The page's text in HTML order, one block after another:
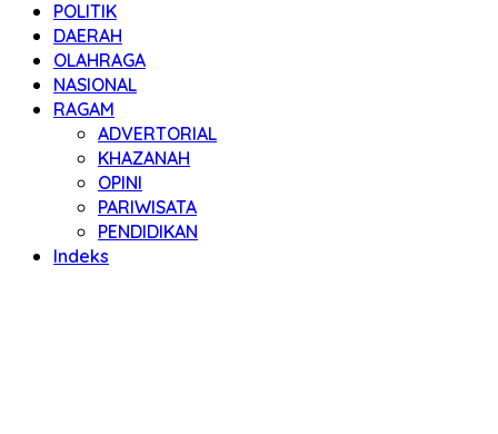
POLITIK
DAERAH
OLAHRAGA
NASIONAL
RAGAM
ADVERTORIAL
KHAZANAH
OPINI
PARIWISATA
PENDIDIKAN
Indeks